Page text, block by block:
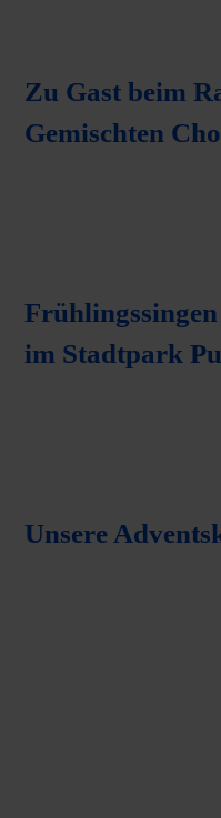
Zu Gast beim
Gemischten
im Stadtpark
Unsere